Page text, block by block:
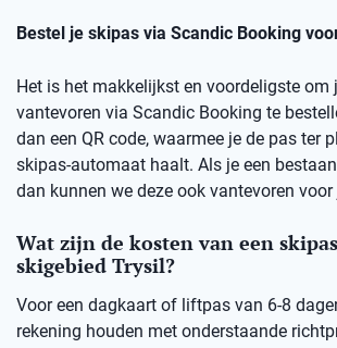
Bestel je skipas via Scandic Booking
Het is het makkelijkst en voordeligste om
vantevoren via Scandic Booking te
dan een QR code, waarmee je de pas ter
skipas-automaat haalt. Als je een
dan kunnen we deze ook vantevoren
Wat zijn de kosten van een
skigebied Trysil?
Voor een dagkaart of liftpas van 6-8
rekening houden met onderstaande